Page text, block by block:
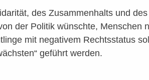
des Zusammenhalts und
der Politik wünschte, Menschen
mit negativem Rechtsstatus
geführt werden.